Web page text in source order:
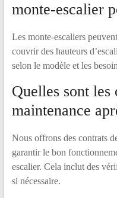
monte-escalier
Les monte-escaliers
couvrir des hauteurs
selon le modèle et les
Quelles sont les
maintenance
Nous offrons des contrats
garantir le bon
escalier. Cela inclut des
si nécessaire.